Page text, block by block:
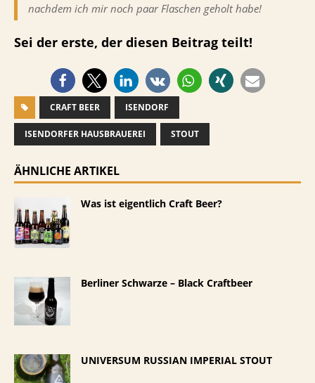
nachdem ich mir noch paar Flaschen geholt habe!
Sei der erste, der diesen Beitrag teilt!
CRAFT BEER ISENDORF
ISENDORFER HAUSBRAUEREI STOUT
ÄHNLICHE ARTIKEL
Was ist eigentlich Craft Beer?
Berliner Schwarze – Black Craftbeer
UNIVERSUM RUSSIAN IMPERIAL STOUT